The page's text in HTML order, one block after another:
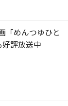
「めんつゆひと
評放送中